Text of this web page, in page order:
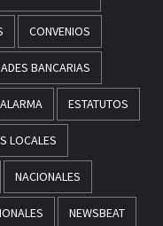
CONVENIOS
BANCARIAS
ESTATUTOS
LOCALES
NACIONALES
NEWSBEAT